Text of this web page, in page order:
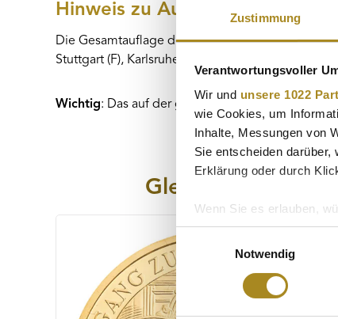
Zustimmung
Verantwortungsvoller
Wir und unsere 1022
wie Cookies, um
Inhalte, Messungen von
Sie entscheiden
Erklärung oder durch
Wenn Sie es erlauben,
Informationen
Ihr Gerät durch
Erfahren Sie mehr
Einzelheitenfest.
Einwilligungsauswahl
Notwendig
Hinweis zu Auflage und
Die Gesamtauflage der 20 Euro Goldmünze
Stuttgart (F), Karlsruhe (G) und Hamburg (J).
Wichtig: Das auf der gelieferten Münze
Gleiche Serie
Produktgalerie überspringen